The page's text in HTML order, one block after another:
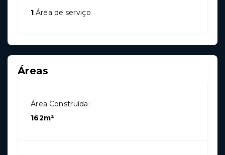
1 Área de serviço
Áreas
Área Construída:
162m²